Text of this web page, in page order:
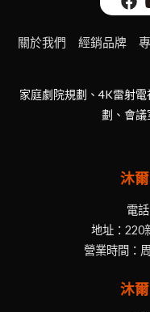
關於我們 經銷品牌
家庭劇院規劃、4K雷射
劃、會議
沐
電話
地址： 220
營業時間：
沐